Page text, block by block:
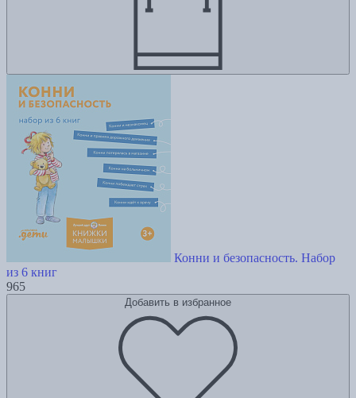
Конни и безопасность. Набор
из 6 книг
965
Добавить в избранное